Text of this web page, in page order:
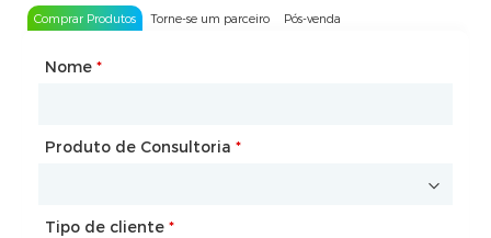
Comprar Produtos Torne-se um parceiro Pós-venda
Nome *
Produto de Consultoria *
Tipo de cliente *
Tipo de parceria
Nome*
Nome da empresa